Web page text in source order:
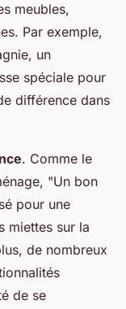
meubles,
Par exemple,
un
spéciale pour
différence dans
. Comme le
"Un bon
pour une
miettes sur la
de nombreux
de se